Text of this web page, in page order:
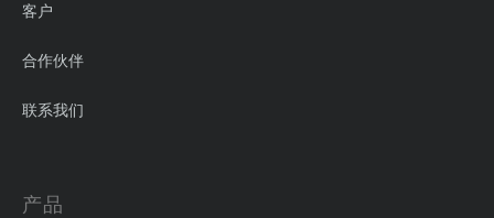
客户
合作伙伴
联系我们
产品